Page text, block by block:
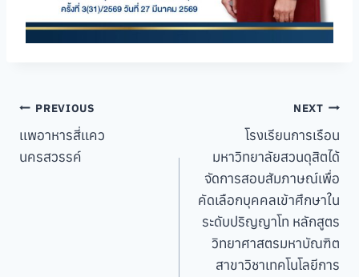
Post
navigation
PREVIOUS
เเพอาหารสี่เเคว
นครสวรรค์
NEXT
โรงเรียนการเรือน
มหาวิทยาลัยสวนดุสิตได้
จัดการสอบสัมภาษณ์เพื่อ
คัดเลือกบุคคลเข้าศึกษาใน
ระดับปริญญาโท หลักสูตร
วิทยาศาสตรมหาบัณฑิต
สาขาวิชาเทคโนโลยีการ